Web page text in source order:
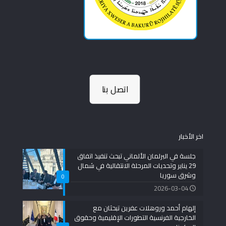
اتصل بنا
اخر الأخبار
0
جلسة في البرلمان الألماني تبحث تنفيذ اتفاق
29 يناير وتحديات المرحلة الانتقالية في شمال
وشرق سوريا
2026-03-04
إلهام أحمد وروهلات عفرين تبحثان مع
الخارجية الفرنسية التطورات الإقليمية وحقوق